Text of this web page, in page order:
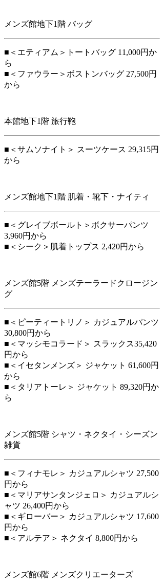
メンズ館地下1階 バッグ
■＜エティアム＞トートバッグ 11,000円か
ら
■＜ファウラー＞ボストンバッグ 27,500円
から
本館地下1階 旅行鞄
■＜サムソナイト＞ スーツケース 29,315円
から
メンズ館地下1階 肌着・靴下・ナイティ
■＜グレイブボールト＞ボクサーパンツ
3,960円から
■＜シーク＞肌着トップス 2,420円から
メンズ館5階 メンズテーラードクロージン
グ
■＜ピーティートリノ＞ カジュアルパンツ
30,800円から
■＜マッシモコラード＞ スラックス35,420
円から
■＜イセタンメンズ＞ ジャケット 61,600円
から
■＜タリアトーレ＞ ジャケット 89,320円か
ら
メンズ館5階 シャツ・ネクタイ・シーズン
雑貨
■＜フィナモレ＞ カジュアルシャツ 27,500
円から
■＜マリアサンタンジェロ＞ カジュアルシ
ャツ 26,400円から
■＜ギローバー＞ カジュアルシャツ 17,600
円から
■＜アルテア＞ ネクタイ 8,800円から
メンズ館6階 メンズクリエーターズ